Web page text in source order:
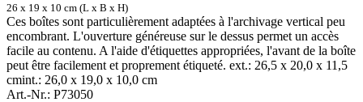
26 x 19 x 10 cm (L x B x H)
Ces boîtes sont particulièrement adaptées à l'archivage vertical peu
encombrant. L'ouverture généreuse sur le dessus permet un accès
facile au contenu. A l'aide d'étiquettes appropriées, l'avant de la boîte
peut être facilement et proprement étiqueté. ext.: 26,5 x 20,0 x 11,5
cmint.: 26,0 x 19,0 x 10,0 cm
Art.-Nr.: P73050